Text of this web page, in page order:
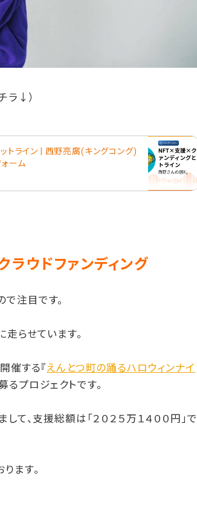
ラ↓）
トライン | 西野亮廣(キングコング)
ーム
ラウドファンディング
注目です。
走らせています。
催する『えんとつ町の踊るハロウィンナイ
るプロジェクトです。
て、支援総額は「２０２５万１４００円」で
ます。